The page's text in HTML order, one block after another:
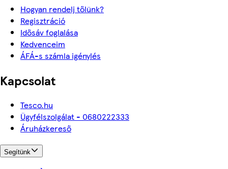
Hogyan rendelj tőlünk?
Regisztráció
Idősáv foglalása
Kedvenceim
ÁFÁ-s számla igénylés
Kapcsolat
Tesco.hu
Ügyfélszolgálat - 0680222333
Áruházkereső
Segítünk